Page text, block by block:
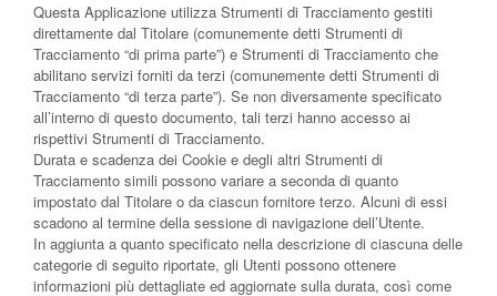
Questa Applicazione utilizza Strumenti di Tracciamento gestiti
direttamente dal Titolare (comunemente detti Strumenti di
Tracciamento “di prima parte”) e Strumenti di Tracciamento che
abilitano servizi forniti da terzi (comunemente detti Strumenti di
Tracciamento “di terza parte”). Se non diversamente specificato
all’interno di questo documento, tali terzi hanno accesso ai
rispettivi Strumenti di Tracciamento.
Durata e scadenza dei Cookie e degli altri Strumenti di
Tracciamento simili possono variare a seconda di quanto
impostato dal Titolare o da ciascun fornitore terzo. Alcuni di essi
scadono al termine della sessione di navigazione dell’Utente.
In aggiunta a quanto specificato nella descrizione di ciascuna delle
categorie di seguito riportate, gli Utenti possono ottenere
informazioni più dettagliate ed aggiornate sulla durata, così come